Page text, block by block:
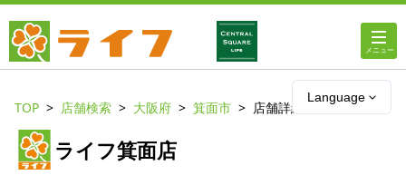
Language
店舗・チラシ情報
TOP 店舗検索 大阪府 箕面市 店舗詳細
ライフ箕面店